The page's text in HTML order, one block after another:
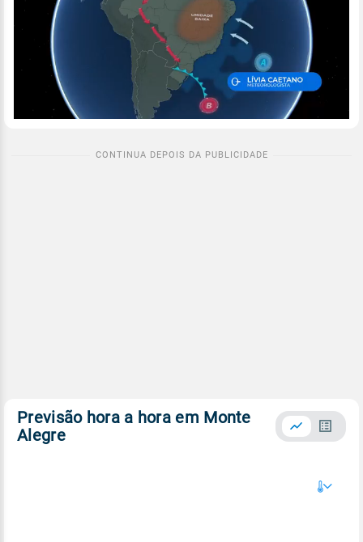
Previsão hora a hora em Monte
Alegre